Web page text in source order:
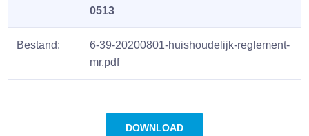
0513
Bestand:
6-39-20200801-huishoudelijk-reglement-
mr.pdf
DOWNLOAD